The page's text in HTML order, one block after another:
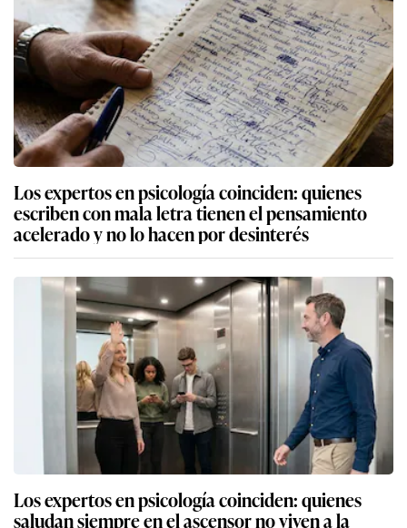
Los expertos en psicología coinciden: quienes
escriben con mala letra tienen el pensamiento
acelerado y no lo hacen por desinterés
Los expertos en psicología coinciden: quienes
saludan siempre en el ascensor no viven a la